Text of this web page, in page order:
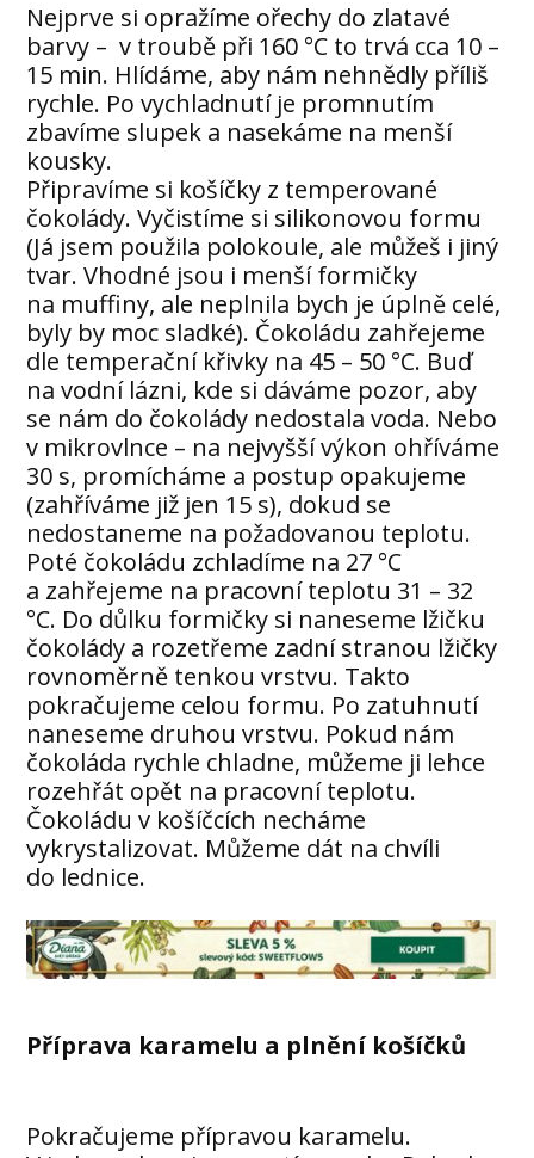
Nejprve si opražíme ořechy do zlatavé
barvy – v troubě při 160 °C to trvá cca 10 –
15 min. Hlídáme, aby nám nehnědly příliš
rychle. Po vychladnutí je promnutím
zbavíme slupek a nasekáme na menší
kousky.
Připravíme si košíčky z temperované
čokolády. Vyčistíme si silikonovou formu
(Já jsem použila polokoule, ale můžeš i jiný
tvar. Vhodné jsou i menší formičky
na muffiny, ale neplnila bych je úplně celé,
byly by moc sladké). Čokoládu zahřejeme
dle temperační křivky na 45 – 50 °C. Buď
na vodní lázni, kde si dáváme pozor, aby
se nám do čokolády nedostala voda. Nebo
v mikrovlnce – na nejvyšší výkon ohříváme
30 s, promícháme a postup opakujeme
(zahříváme již jen 15 s), dokud se
nedostaneme na požadovanou teplotu.
Poté čokoládu zchladíme na 27 °C
a zahřejeme na pracovní teplotu 31 – 32
°C. Do důlku formičky si naneseme lžičku
čokolády a rozetřeme zadní stranou lžičky
rovnoměrně tenkou vrstvu. Takto
pokračujeme celou formu. Po zatuhnutí
naneseme druhou vrstvu. Pokud nám
čokoláda rychle chladne, můžeme ji lehce
rozehřát opět na pracovní teplotu.
Čokoládu v košíčcích necháme
vykrystalizovat. Můžeme dát na chvíli
do lednice.
Příprava karamelu a plnění košíčků
Pokračujeme přípravou karamelu.